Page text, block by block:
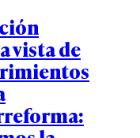
vista de